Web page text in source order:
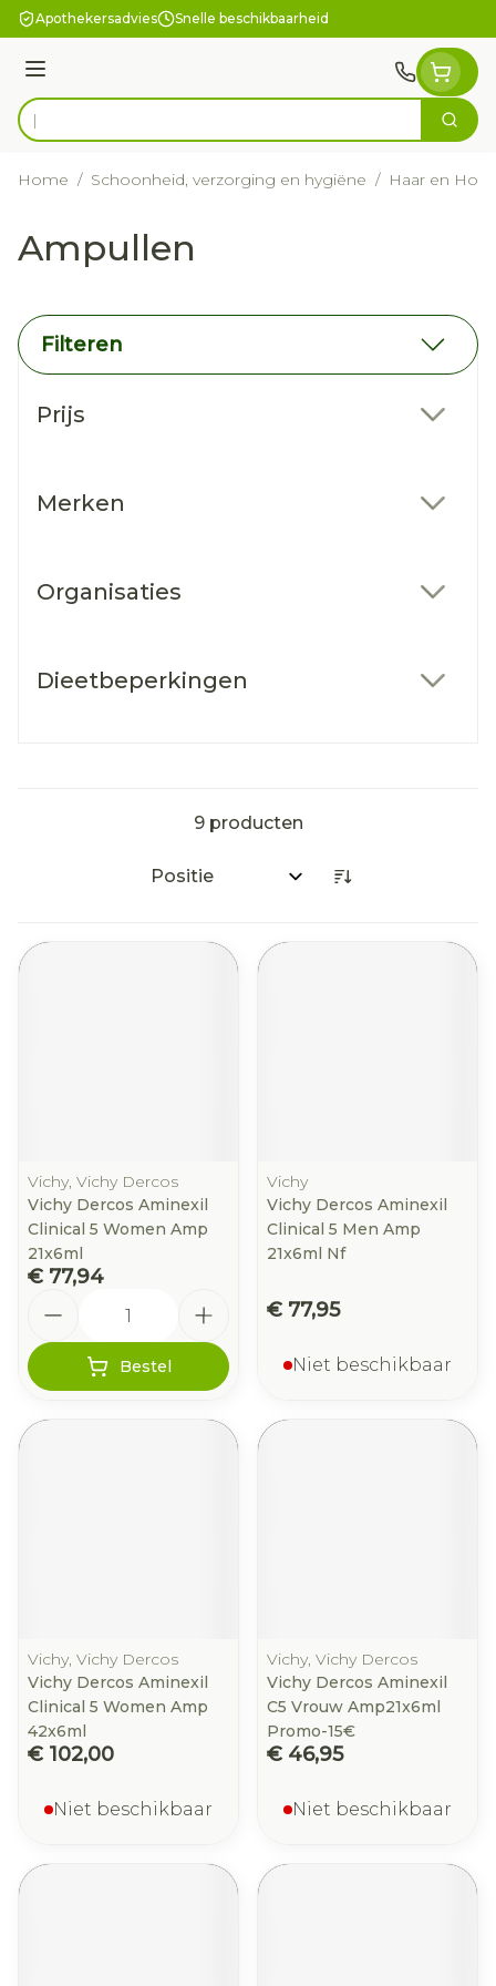
Ga naar de inhoud
Apothekersadvies Snelle beschikbaarheid
Menu
Product, merk, categorie... Zoek
Home / Schoonheid, verzorging en hygiëne / Haar en
Ampullen
Filteren
Prijs
Merken
Organisaties
Dieetbeperkingen
9producten
Sorteer op:
Vichy, Vichy Dercos
Vichy Dercos Aminexil
Clinical 5 Women Amp
21x6ml
€ 77,94
Bestel
Vichy
Vichy Dercos Aminexil
Clinical 5 Men Amp
21x6ml Nf
€ 77,95
Niet beschikbaar
Vichy, Vichy Dercos
Vichy Dercos Aminexil
Clinical 5 Women Amp
42x6ml
€ 102,00
Niet beschikbaar
Vichy, Vichy Dercos
Vichy Dercos Aminexil
C5 Vrouw Amp21x6ml
Promo-15€
€ 46,95
Niet beschikbaar